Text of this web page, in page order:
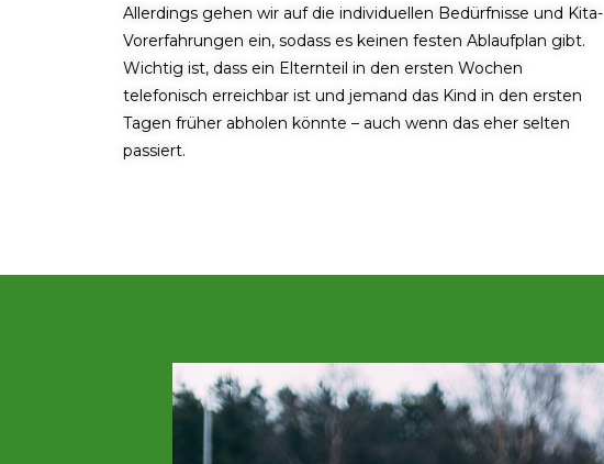
Allerdings gehen wir auf die individuellen Bedürfnisse und Kita-
Vorerfahrungen ein, sodass es keinen festen Ablaufplan gibt.
Wichtig ist, dass ein Elternteil in den ersten Wochen
telefonisch erreichbar ist und jemand das Kind in den ersten
Tagen früher abholen könnte – auch wenn das eher selten
passiert.